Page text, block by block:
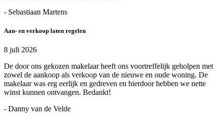
- Sebastiaan Martens
Aan- en verkoop laten regelen
8 juli 2026
De door ons gekozen makelaar heeft ons voortreffelijk geholpen met
zowel de aankoop als verkoop van de nieuwe en oude woning. De
makelaar was erg eerlijk en gedreven en hierdoor hebben we nette
winst kunnen ontvangen. Bedankt!
- Danny van de Velde